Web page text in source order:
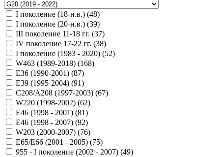
I поколение (18-н.в.) (48)
I поколение (20-н.в.) (39)
III поколение 11-18 гг. (37)
IV поколение 17-22 гг. (38)
I поколение (1983 - 2020) (52)
W463 (1989-2018) (168)
E36 (1990-2001) (87)
E39 (1995-2004) (91)
C208/A208 (1997-2003) (67)
W220 (1998-2002) (62)
Е46 (1998 - 2001) (81)
Е46 (1998 - 2007) (92)
W203 (2000-2007) (76)
E65/E66 (2001 - 2005) (75)
955 - I поколение (2002 - 2007) (49)